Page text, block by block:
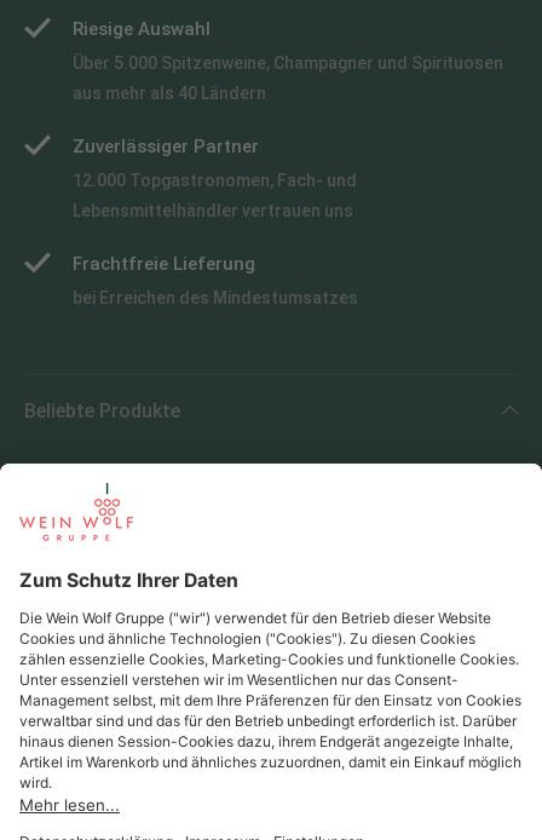
Riesige Auswahl
Über 5.000 Spitzenweine, Champagner und Spirituosen
aus mehr als 40 Ländern
Zuverlässiger Partner
12.000 Topgastronomen, Fach- und
Lebensmittelhändler vertrauen uns
Frachtfreie Lieferung
bei Erreichen des Mindestumsatzes
Beliebte Produkte
Beliebte Regionen
Beliebte Produzenten
Wein Wolf
Wein Wolf GmbH